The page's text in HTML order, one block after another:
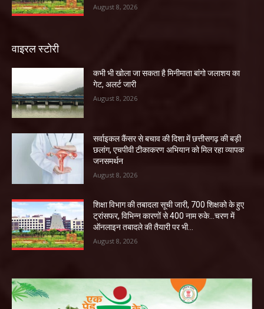
August 8, 2026
वाइरल स्टोरी
कभी भी खोला जा सकता है मिनीमाता बांगो जलाशय का
गेट, अलर्ट जारी
August 8, 2026
सर्वाइकल कैंसर से बचाव की दिशा में छत्तीसगढ़ की बड़ी
छलांग, एचपीवी टीकाकरण अभियान को मिल रहा व्यापक
जनसमर्थन
August 8, 2026
शिक्षा विभाग की तबादला सूची जारी, 700 शिक्षको के हुए
ट्रांसफर, विभिन्न कारणों से 400 नाम रुके…चरण में
ऑनलाइन तबादले की तैयारी पर भी...
August 8, 2026